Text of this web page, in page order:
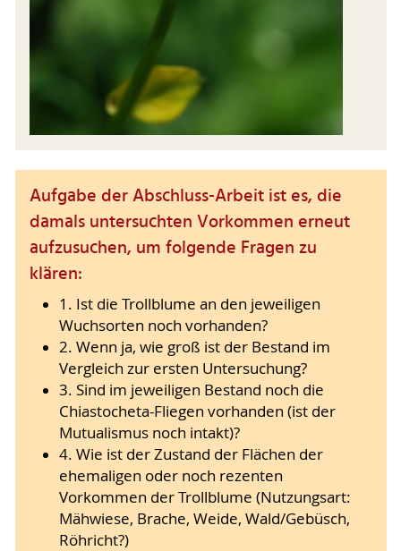
Aufgabe der Abschluss-Arbeit ist es, die
damals untersuchten Vorkommen erneut
aufzusuchen, um folgende Fragen zu
klären:
1. Ist die Trollblume an den jeweiligen
Wuchsorten noch vorhanden?
2. Wenn ja, wie groß ist der Bestand im
Vergleich zur ersten Untersuchung?
3. Sind im jeweiligen Bestand noch die
Chiastocheta-Fliegen vorhanden (ist der
Mutualismus noch intakt)?
4. Wie ist der Zustand der Flächen der
ehemaligen oder noch rezenten
Vorkommen der Trollblume (Nutzungsart:
Mähwiese, Brache, Weide, Wald/Gebüsch,
Röhricht?)